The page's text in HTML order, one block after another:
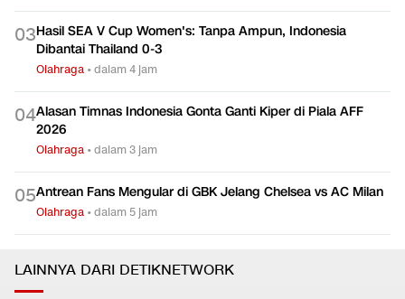
03Hasil SEA V Cup Women's: Tanpa Ampun, Indonesia
Dibantai Thailand 0-3
Olahraga •dalam 4 jam
04Alasan Timnas Indonesia Gonta Ganti Kiper di Piala AFF
2026
Olahraga •dalam 3 jam
05Antrean Fans Mengular di GBK Jelang Chelsea vs AC Milan
Olahraga •dalam 5 jam
LAINNYA DARI DETIKNETWORK